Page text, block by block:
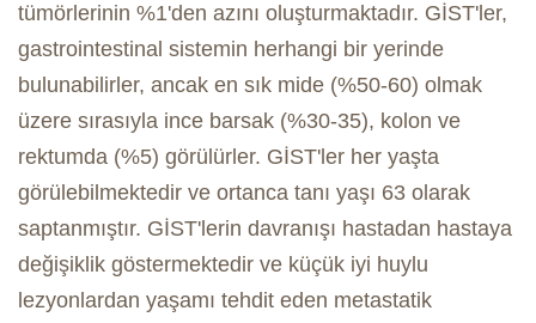
tümörlerinin %1'den azını oluşturmaktadır. GİST'ler,
gastrointestinal sistemin herhangi bir yerinde
bulunabilirler, ancak en sık mide (%50-60) olmak
üzere sırasıyla ince barsak (%30-35), kolon ve
rektumda (%5) görülürler. GİST'ler her yaşta
görülebilmektedir ve ortanca tanı yaşı 63 olarak
saptanmıştır. GİST'lerin davranışı hastadan hastaya
değişiklik göstermektedir ve küçük iyi huylu
lezyonlardan yaşamı tehdit eden metastatik